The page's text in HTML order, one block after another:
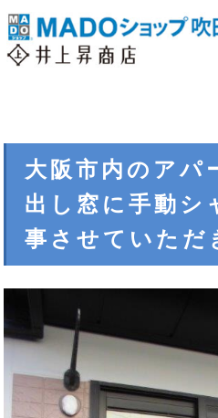
ス
ス
大阪市内のアパ
出し窓に手動シ
事させていただ